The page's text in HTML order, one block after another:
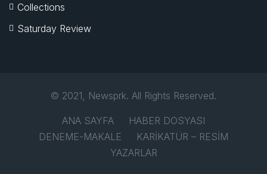
Collections
Saturday Review
© 2021, Newsprk. All Rights Reserved.
ANA SAYFA
HABER DOSYASI
DENEME-MAKALE
KARİKATÜR – RESİM
YAZARLAR